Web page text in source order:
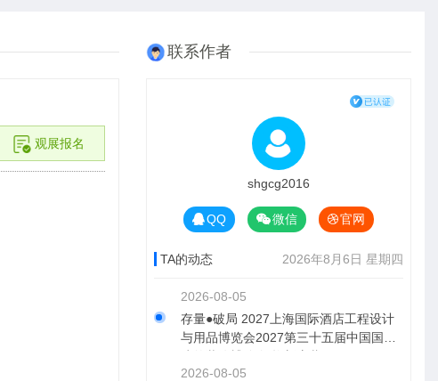
观展报名
联系作者
shgcg2016
QQ 微信 官网
TA的动态 2026年8月6日 星期四
2026-08-05
存量●破局 2027上海国际酒店工程设计
与用品博览会2027第三十五届中国国际
2026-08-05